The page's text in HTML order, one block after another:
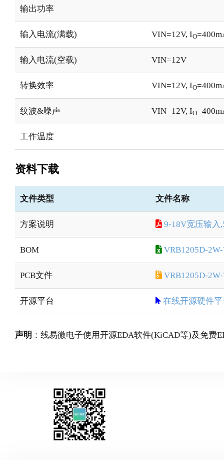
输出功率
输入电流(满载) VIN=12V, IO
输入电流(空载) VIN=12V
转换效率 VIN=12V, IO
纹波&噪声 VIN=12V, IO
工作温度
资料下载
文件类型 文件名称
方案说明 9-18V宽压输入
BOM VRB1205D-
PCB文件 VRB1205D-
开源平台 在线开源硬件平
声明 ：线易微电子使用开源EDA软件(KiCAD等)及免费